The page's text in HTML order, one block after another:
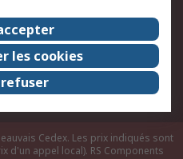
Evénements
Presse
Démarche RSE
RS Particuliers
Cedex. Les prix indiqués sont
d'un appel local). RS Components
les cookies